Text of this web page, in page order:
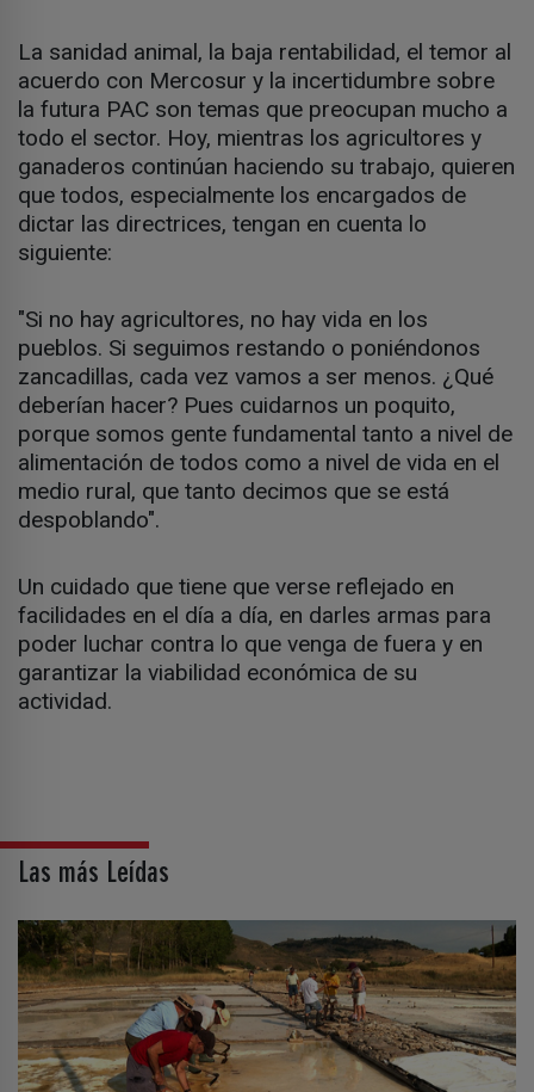
La sanidad animal, la baja rentabilidad, el temor al
acuerdo con Mercosur y la incertidumbre sobre
la futura PAC son temas que preocupan mucho a
todo el sector. Hoy, mientras los agricultores y
ganaderos continúan haciendo su trabajo, quieren
que todos, especialmente los encargados de
dictar las directrices, tengan en cuenta lo
siguiente:
"Si no hay agricultores, no hay vida en los
pueblos. Si seguimos restando o poniéndonos
zancadillas, cada vez vamos a ser menos. ¿Qué
deberían hacer? Pues cuidarnos un poquito,
porque somos gente fundamental tanto a nivel de
alimentación de todos como a nivel de vida en el
medio rural, que tanto decimos que se está
despoblando".
Un cuidado que tiene que verse reflejado en
facilidades en el día a día, en darles armas para
poder luchar contra lo que venga de fuera y en
garantizar la viabilidad económica de su
actividad.
Las más Leídas